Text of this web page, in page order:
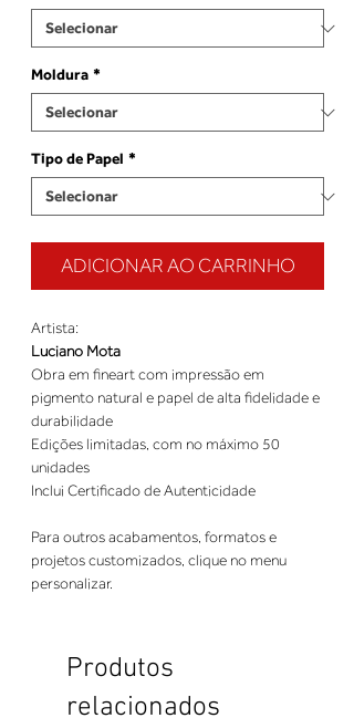
Moldura *
Tipo de Papel *
ADICIONAR AO CARRINHO
Artista:
Luciano Mota
Obra em fineart com impressão em
pigmento natural e papel de alta fidelidade e
durabilidade
Edições limitadas, com no máximo 50
unidades
Inclui Certificado de Autenticidade
Para outros acabamentos, formatos e
projetos customizados, clique no menu
personalizar.
Produtos
relacionados